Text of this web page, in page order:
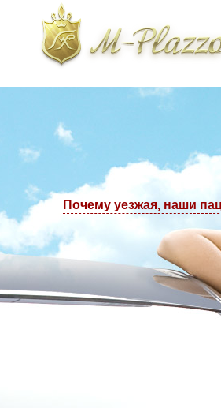
в Москве: +7(495) 223-77-97, +7(495) 223-
Почему уезжая, наши